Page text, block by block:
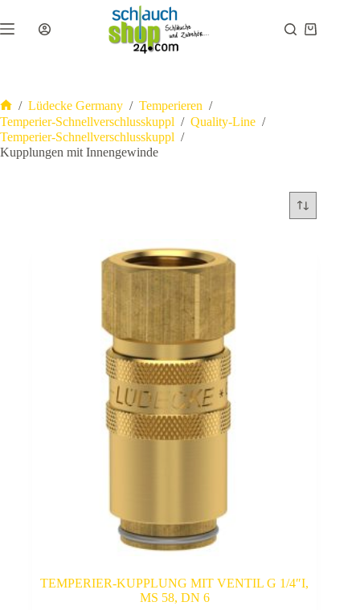
Inhalt
springen
Warenkorb
Start
/ Lüdecke Germany / Temperieren /
Temperier-Schnellverschlusskuppl / Quality-Line /
Temperier-Schnellverschlusskuppl /
Kupplungen mit Innengewinde
TEMPERIER-KUPPLUNG MIT VENTIL G 1/4″I,
MS 58, DN 6